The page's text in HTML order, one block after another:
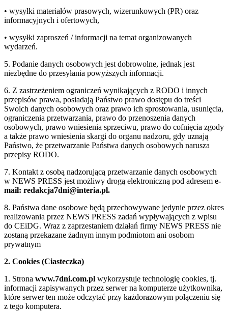
• wysyłki materiałów prasowych, wizerunkowych (PR) oraz
informacyjnych i ofertowych,
• wysyłki zaproszeń / informacji na temat organizowanych
wydarzeń.
5. Podanie danych osobowych jest dobrowolne, jednak jest
niezbędne do przesyłania powyższych informacji.
6. Z zastrzeżeniem ograniczeń wynikających z RODO i innych
przepisów prawa, posiadają Państwo prawo dostępu do treści
Swoich danych osobowych oraz prawo ich sprostowania, usunięcia,
ograniczenia przetwarzania, prawo do przenoszenia danych
osobowych, prawo wniesienia sprzeciwu, prawo do cofnięcia zgody
a także prawo wniesienia skargi do organu nadzoru, gdy uznają
Państwo, że przetwarzanie Państwa danych osobowych narusza
przepisy RODO.
7. Kontakt z osobą nadzorującą przetwarzanie danych osobowych
w NEWS PRESS jest możliwy drogą elektroniczną pod adresem e-
mail: redakcja7dni@interia.pl.
8. Państwa dane osobowe będą przechowywane jedynie przez okres
realizowania przez NEWS PRESS zadań wypływających z wpisu
do CEiDG. Wraz z zaprzestaniem działań firmy NEWS PRESS nie
zostaną przekazane żadnym innym podmiotom ani osobom
prywatnym
2. Cookies (Ciasteczka)
1. Strona www.7dni.com.pl wykorzystuje technologię cookies, tj.
informacji zapisywanych przez serwer na komputerze użytkownika,
które serwer ten może odczytać przy każdorazowym połączeniu się
z tego komputera.